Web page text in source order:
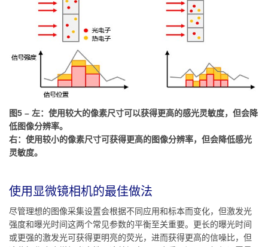
图5 – 左：使用较大的像素尺寸可以获得更高的感光灵敏度，但会降
低图像分辨率。
右：使用较小的像素尺寸可获得更高的图像分辨率，但会降低感光
灵敏度。
使用显微镜相机的最佳做法
尽管理想的图像采集设置会根据不同应用和标本而变化，但激发光
强度和曝光时间这两个常见参数的平衡至关重要。更长的曝光时间
或更强的激发光可获得更明亮的荧光，进而获得更高的信噪比，但